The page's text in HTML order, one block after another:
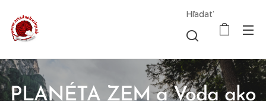
Hľadať
PLANÉTA ZEM a Voda ako